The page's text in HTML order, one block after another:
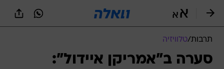
תרבות/טלוויזיה
סערה ב"אמריקן איידול":